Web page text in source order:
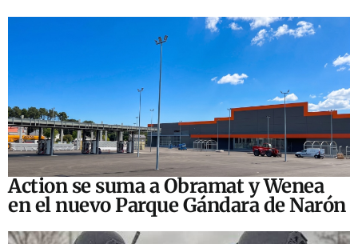
Action se suma a Obramat y Wenea
en el nuevo Parque Gándara de Narón